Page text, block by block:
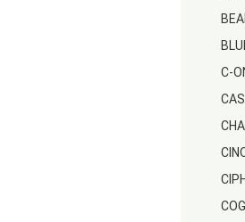
C-